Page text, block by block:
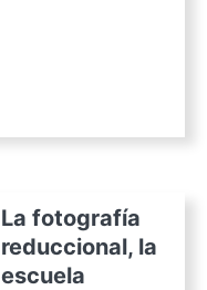
La fotografía
reduccional, la
escuela